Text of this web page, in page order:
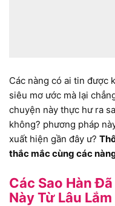
Các nàng có ai tin được
siêu mơ ước mà lại
chuyện này thực hư ra
không? phương pháp
xuất hiện gần đây ư?
thắc mắc cùng các
Các Sao Hàn
Này Từ Lâu Lắm